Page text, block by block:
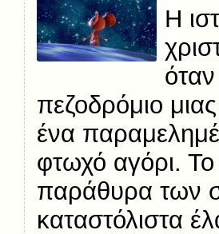
Η
πεζοδρόμιο
ένα
φτωχό αγόρι.
παράθυρα των
καταστόλιστα